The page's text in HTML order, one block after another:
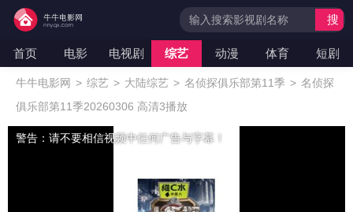
首页 电影 电视剧 综艺 动漫 体育 短剧
搜
牛牛电影网 > 综艺 > 大陆综艺 > 名侦探俱乐部第11季 > 名侦探
俱乐部第11季20260306 高清3播放
警告：请不要相信视频中任何广告与字幕！